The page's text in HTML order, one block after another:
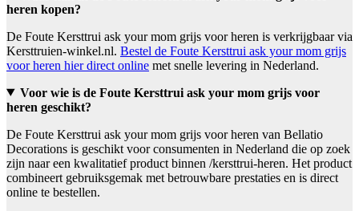
heren kopen?
De Foute Kersttrui ask your mom grijs voor heren is verkrijgbaar via
Kersttruien-winkel.nl. Bestel de Foute Kersttrui ask your mom grijs
voor heren hier direct online met snelle levering in Nederland.
Voor wie is de Foute Kersttrui ask your mom grijs voor
heren geschikt?
De Foute Kersttrui ask your mom grijs voor heren van Bellatio
Decorations is geschikt voor consumenten in Nederland die op zoek
zijn naar een kwalitatief product binnen /kersttrui-heren. Het product
combineert gebruiksgemak met betrouwbare prestaties en is direct
online te bestellen.